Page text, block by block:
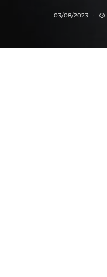
03/08/2023